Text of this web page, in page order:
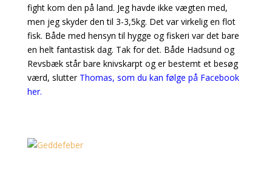
fight kom den på land. Jeg havde ikke vægten med,
men jeg skyder den til 3-3,5kg. Det var virkelig en flot
fisk. Både med hensyn til hygge og fiskeri var det bare
en helt fantastisk dag. Tak for det. Både Hadsund og
Revsbæk står bare knivskarpt og er bestemt et besøg
værd, slutter Thomas, som du kan følge på Facebook
her.